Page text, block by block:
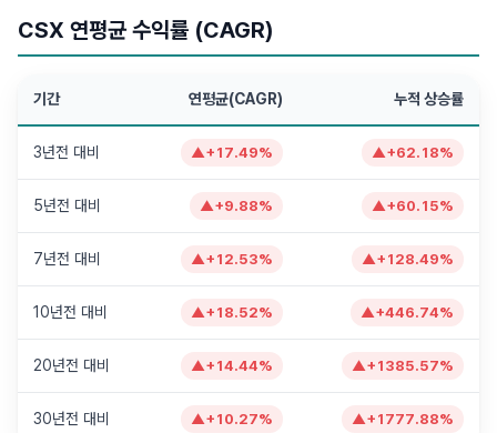
CSX 연평균 수익률 (CAGR)
기간 연평균(CAGR) 누적 상승률
3년전 대비 ▲+ 17.49% ▲+62.18%
5년전 대비 ▲+9.88% ▲+60.15%
7년전 대비 ▲+ 12.53% ▲+ 128.49%
10년전 대비 ▲+ 18.52% ▲+446.74%
20년전 대비 ▲+ 14.44% ▲+ 1385.57%
30년전 대비 ▲+ 10.27% ▲+ 1777.88%